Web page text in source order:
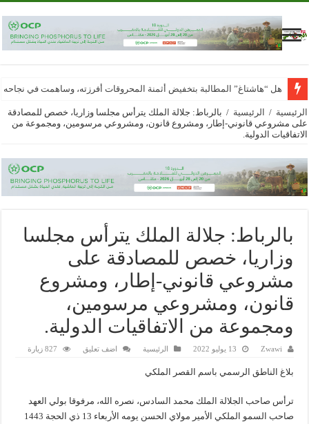
هل “هاشتاغ” المطالبة بتخفيض أثمنة المحروقات أفرزته، وساهمت في
الرئيسية / الرئيسية / بالرباط: جلالة الملك يترأس مجلسا وزاريا، خصص للمصادقة
على مشروعي قانوني-إطار، ومشروع قانون، ومشروعي مرسومين، ومجموعة من
الاتفاقيات الدولية.
بالرباط: جلالة الملك يترأس مجلسا
وزاريا، خصص للمصادقة على
مشروعي قانوني-إطار، ومشروع
قانون، ومشروعي مرسومين،
ومجموعة من الاتفاقيات الدولية.
Zwawi 13 يوليو 2022 الرئيسية اضف تعليق 827 زيارة
بلاغ الناطق الرسمي باسم القصر الملكي
ترأس صاحب الجلالة الملك محمد السادس، نصره الله، مرفوقا بولي العهد
صاحب السمو الملكي الأمير مولاي الحسن يومه الأربعاء 13 ذي الحجة 1443